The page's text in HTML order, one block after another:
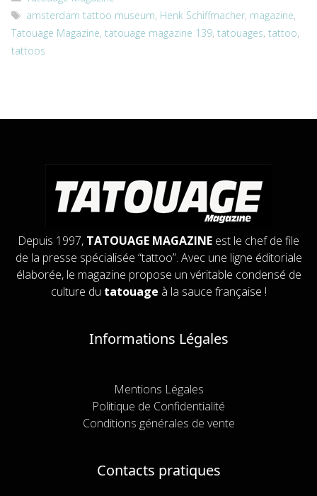
Étiquettes
amsterdam tattoo museum, Henk Schiffmacher, magazine,
Tatouage Magazine, tatouage magazine 139, tatouages, tattoo,
tattoos
Depuis 1997, TATOUAGE MAGAZINE est le chef de file
de la presse spécialisée “tattoo”. Avec une ligne éditoriale
élaborée, le magazine propose un véritable condensé de
culture du tatouage à la sauce française !
Informations Légales
Mentions Légales
Politique de Confidentialité
Conditions générales de vente
Contacts pratiques